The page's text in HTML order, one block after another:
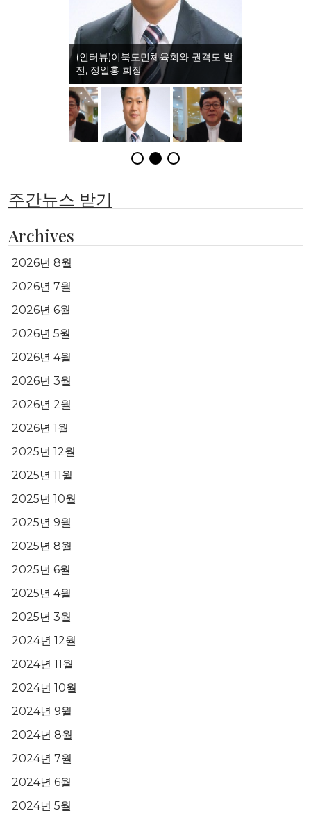
(인터뷰)이북도민체육회와 권격도 발
전, 정일홍 회장
주간뉴스 받기
Archives
2026년 8월
2026년 7월
2026년 6월
2026년 5월
2026년 4월
2026년 3월
2026년 2월
2026년 1월
2025년 12월
2025년 11월
2025년 10월
2025년 9월
2025년 8월
2025년 6월
2025년 4월
2025년 3월
2024년 12월
2024년 11월
2024년 10월
2024년 9월
2024년 8월
2024년 7월
2024년 6월
2024년 5월